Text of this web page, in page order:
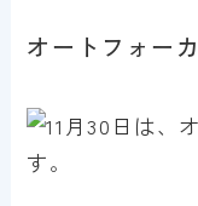
オートフォー